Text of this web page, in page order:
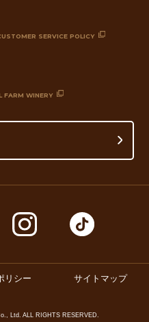
SERVICE POLICY
FARM WINERY
リシー サイトマップ
Ltd. ALL RIGHTS RESERVED.